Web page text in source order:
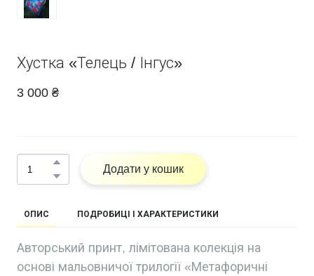
Хустка «Телець / Інгус»
3 000 ₴
Додати у кошик
ОПИС ПОДРОБИЦІ І ХАРАКТЕРИСТИКИ
Авторський принт, лімітована колекція на
основі мальовничої трилогії «Метафоричні